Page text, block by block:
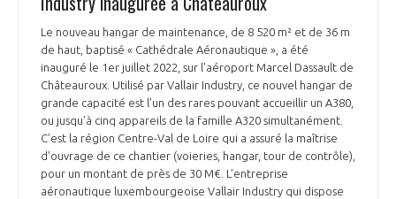
Le nouveau hangar de maintenance, de 8 520 m² et de 36 m
de haut, baptisé « Cathédrale Aéronautique », a été
inauguré le 1er juillet 2022, sur l’aéroport Marcel Dassault de
Châteauroux. Utilisé par Vallair Industry, ce nouvel hangar de
grande capacité est l’un des rares pouvant accueillir un A380,
ou jusqu’à cinq appareils de la famille A320 simultanément.
C’est la région Centre-Val de Loire qui a assuré la maîtrise
d’ouvrage de ce chantier (voieries, hangar, tour de contrôle),
pour un montant de près de 30 M€. L’entreprise
aéronautique luxembourgeoise Vallair Industry qui dispose